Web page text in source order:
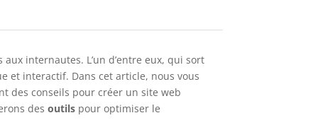
internautes. L’un d’entre eux, qui sort
et interactif. Dans cet article, nous vous
des conseils pour créer un site web
desoutils pour optimiser le